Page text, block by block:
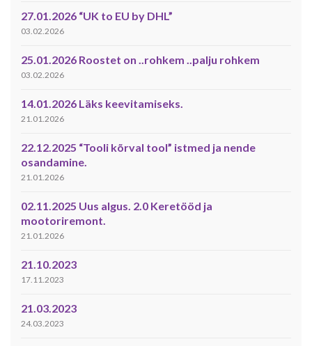
27.01.2026 “UK to EU by DHL”
03.02.2026
25.01.2026 Roostet on ..rohkem ..palju rohkem
03.02.2026
14.01.2026 Läks keevitamiseks.
21.01.2026
22.12.2025 “Tooli kõrval tool” istmed ja nende
osandamine.
21.01.2026
02.11.2025 Uus algus. 2.0 Keretööd ja
mootoriremont.
21.01.2026
21.10.2023
17.11.2023
21.03.2023
24.03.2023